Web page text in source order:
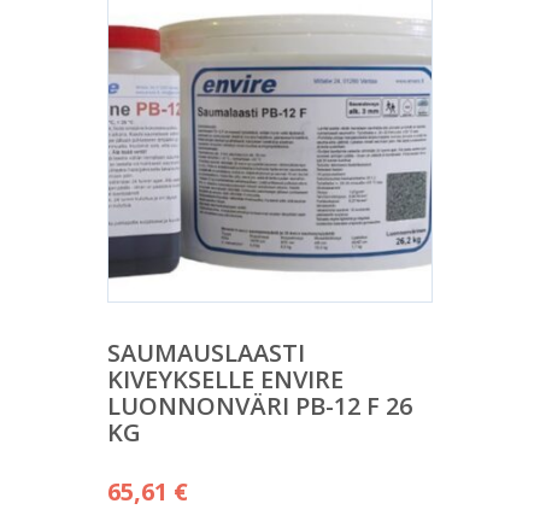
SAUMAUSLAASTI
KIVEYKSELLE ENVIRE
LUONNONVÄRI PB-12 F 26
KG
65,61 €